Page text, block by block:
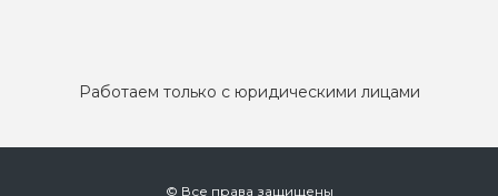
Работаем только с юридическими лицами
© Все права защищены